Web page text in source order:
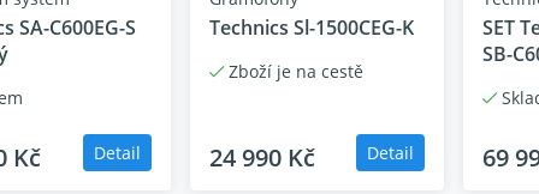
díky
než
Celý
SA-C600EG-S
Kč Detail
Technics Sl-1500CEG-K
Zboží je na cestě
24 990 Kč Detail
SET
SB-
69